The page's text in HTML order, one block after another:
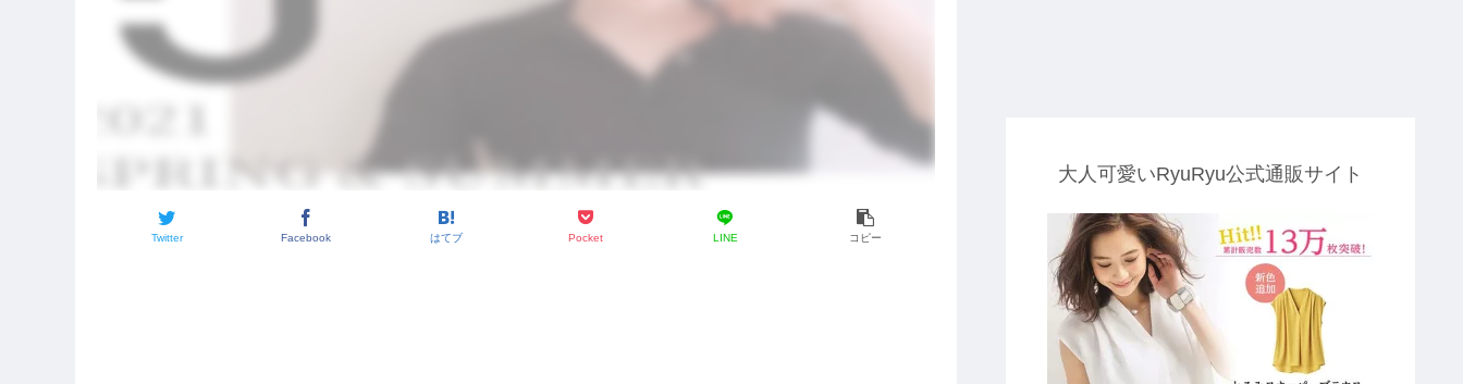
Twitter Facebook はてブ Pocket LINE コピー
大人可愛いRyuRyu公式通販サイト